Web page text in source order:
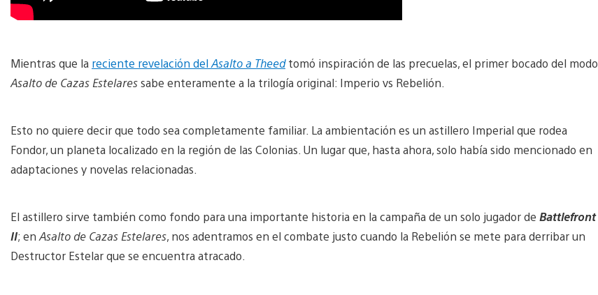
Mientras que la reciente revelación delAsalto a Theedtomó inspiración de las precuelas, el primer bocado del modo
Asalto de Cazas Estelaressabe enteramente a la trilogía original: Imperio vs Rebelión.
Esto no quiere decir que todo sea completamente familiar. La ambientación es un astillero Imperial que rodea
Fondor, un planeta localizado en la región de las Colonias. Un lugar que, hasta ahora, solo había sido mencionado en
adaptaciones y novelas relacionadas.
El astillero sirve también como fondo para una importante historia en la campaña de un solo jugador de Battlefront
II; enAsalto de Cazas Estelares, nos adentramos en el combate justo cuando la Rebelión se mete para derribar un
Destructor Estelar que se encuentra atracado.